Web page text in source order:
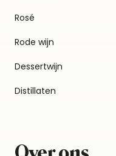
Rosé
Rode wijn
Dessertwijn
Distillaten